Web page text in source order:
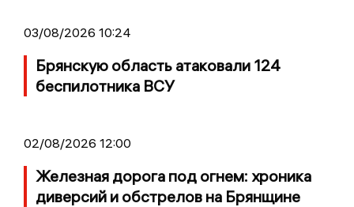
03/08/2026 10:24
Брянскую область атаковали 124
беспилотника ВСУ
02/08/2026 12:00
Железная дорога под огнем: хроника
диверсий и обстрелов на Брянщине